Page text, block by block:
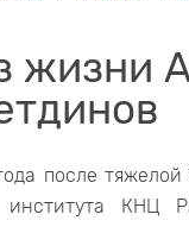
жизни
после
института КНЦ